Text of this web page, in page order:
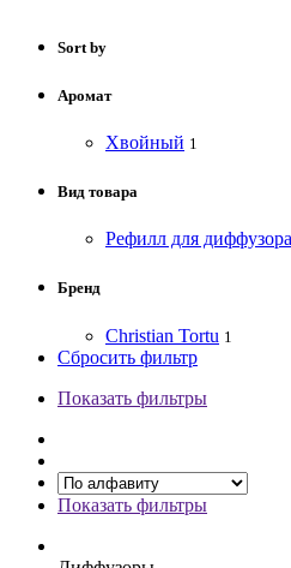
Sort by
Аромат
Хвойный 1
Вид товара
Рефилл для диффузора
Бренд
Christian Tortu 1
Сбросить фильтр
Показать фильтры
Показать фильтры